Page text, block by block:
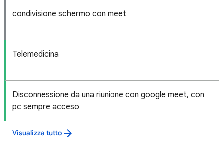
condivisione schermo con meet
Telemedicina
Disconnessione da una riunione con google meet, con
pc sempre acceso
Visualizza tutto